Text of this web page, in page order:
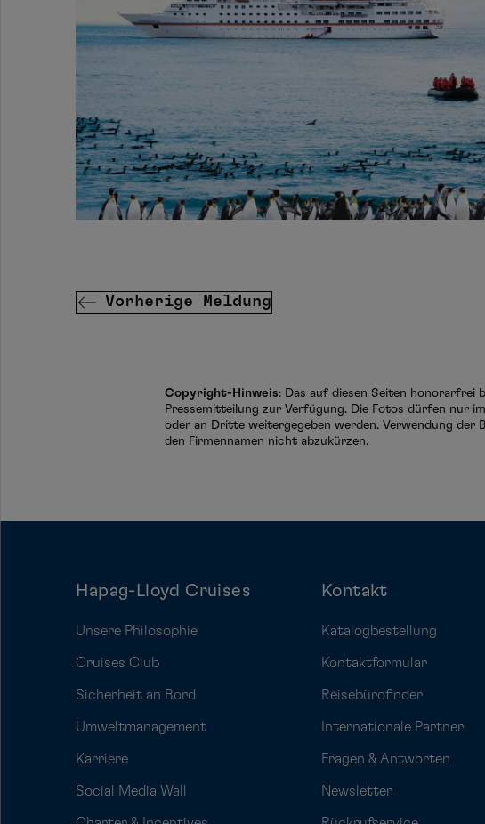
Vorherige Meldung
Copyright-Hinweis: Das auf diesen Seiten honorarfrei
Pressemitteilung zur Verfügung. Die Fotos dürfen nur
oder an Dritte weitergegeben werden. Verwendung
den Firmennamen nicht abzukürzen.
Hapag-Lloyd Cruises
Unsere Philosophie
Cruises Club
Sicherheit an Bord
Umweltmanagement
Karriere
Social Media Wall
Kontakt
Katalogbestellung
Kontaktformular
Reisebürofinder
Internationale Partner
Fragen & Antworten
Newsletter